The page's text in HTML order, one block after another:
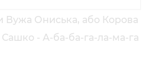
Вужа Ониська, або Корова
- А-ба-ба-га-ла-ма-га